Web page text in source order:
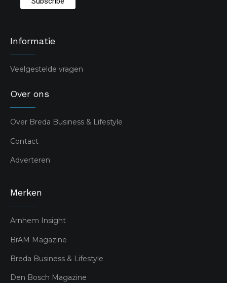
Informatie
Veelgestelde vragen
Over ons
Over Breda Business & Lifestyle
Contact
Adverteren
Merken
Arnhem Insight
BrAM Magazine
Breda Business & Lifestyle
Den Bosch Magazine